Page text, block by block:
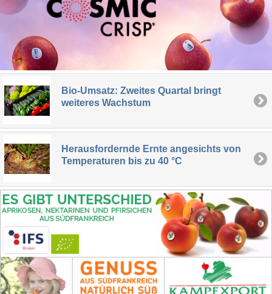
Bio-Umsatz: Zweites Quartal bringt
weiteres Wachstum
Herausfordernde Ernte angesichts von
Temperaturen bis zu 40 °C